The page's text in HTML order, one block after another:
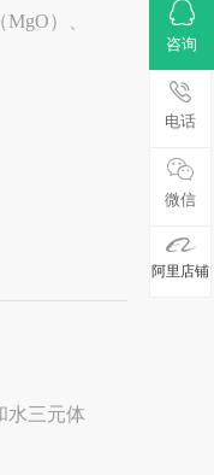
咨询
电话
微信
阿里店铺
）、
水三元体